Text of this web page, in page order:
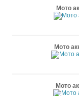
Мото
Мото
Мото